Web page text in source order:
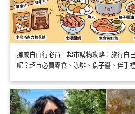
挪威自由行必買｜超市購物攻略：旅行自
呢？超市必買零食、咖啡、魚子醬、伴手